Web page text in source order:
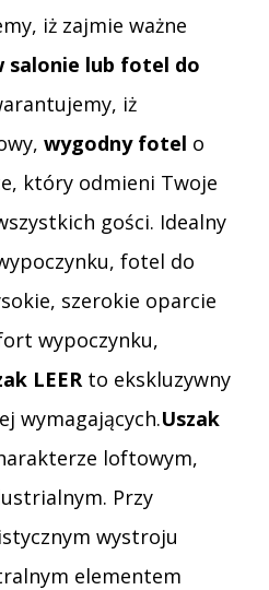
iż zajmie ważne
salonie lub fotel do
iż
wygodny fotel o
który odmieni Twoje
gości. Idealny
fotel do
szerokie oparcie
wypoczynku,
LEER to ekskluzywny
wymagających.Uszak
loftowym,
Przy
wystroju
elementem